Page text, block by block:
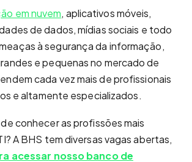
em nuvem, aplicativos móveis,
de dados, mídias sociais e todo
à segurança da informação,
e pequenas no mercado de
cada vez mais de profissionais
e altamente especializados.
conhecer as profissões mais
A BHS tem diversas vagas abertas,
acessar nosso banco de